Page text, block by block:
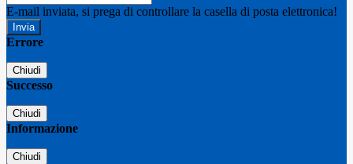
E-mail inviata, si prega di controllare la casella di posta elettronica!
Errore
Chiudi
Successo
Chiudi
Informazione
Chiudi